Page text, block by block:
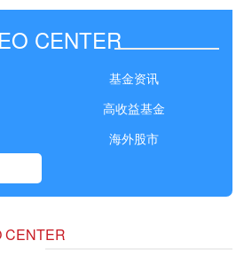
CENTER
基金资讯
高收益基金
海外股市
CENTER